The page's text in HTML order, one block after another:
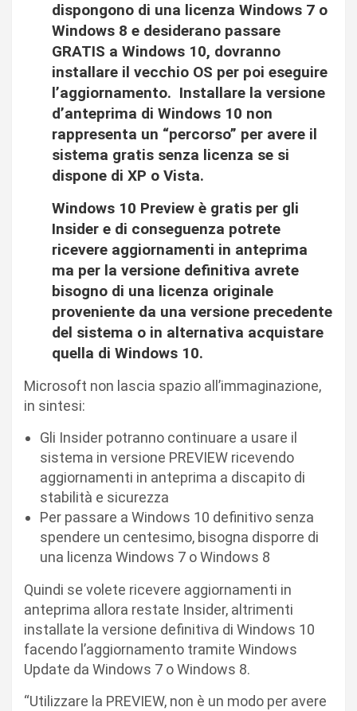
dispongono di una licenza Windows 7 o
Windows 8 e desiderano passare
GRATIS a Windows 10, dovranno
installare il vecchio OS per poi eseguire
l’aggiornamento. Installare la versione
d’anteprima di Windows 10 non
rappresenta un “percorso” per avere il
sistema gratis senza licenza se si
dispone di XP o Vista.
Windows 10 Preview è gratis per gli
Insider e di conseguenza potrete
ricevere aggiornamenti in anteprima
ma per la versione definitiva avrete
bisogno di una licenza originale
proveniente da una versione precedente
del sistema o in alternativa acquistare
quella di Windows 10.
Microsoft non lascia spazio all’immaginazione,
in sintesi:
Gli Insider potranno continuare a usare il
sistema in versione PREVIEW ricevendo
aggiornamenti in anteprima a discapito di
stabilità e sicurezza
Per passare a Windows 10 definitivo senza
spendere un centesimo, bisogna disporre di
una licenza Windows 7 o Windows 8
Quindi se volete ricevere aggiornamenti in
anteprima allora restate Insider, altrimenti
installate la versione definitiva di Windows 10
facendo l’aggiornamento tramite Windows
Update da Windows 7 o Windows 8.
“Utilizzare la PREVIEW, non è un modo per avere